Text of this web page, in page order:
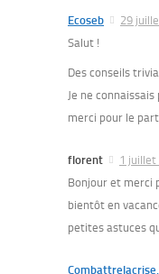
Ecoseb
29
Salut !
Des conseils
Je ne
merci pour le
florent
1 juillet
Bonjour et merci
bientôt en
petites astuces